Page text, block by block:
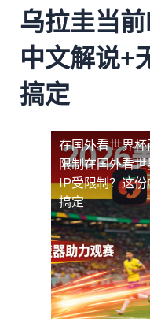
乌拉圭当
中文解说+
搞定
在国外看世界
限制在国外看
IP受限制？这
搞定